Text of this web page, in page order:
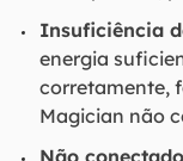
Insuficiência
energia
corretamente,
Magician não
Não